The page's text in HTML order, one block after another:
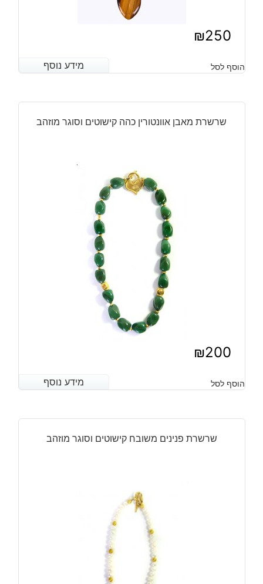
₪250
מידע נוסף הוסף לסל מידע נוסף
שרשרת מאבן אוונטורין כהה קישוטים וסוגר מוזהב
₪200
מידע נוסף הוסף לסל מידע נוסף
שרשרת פנינים משובח קישוטים וסוגר מוזהב